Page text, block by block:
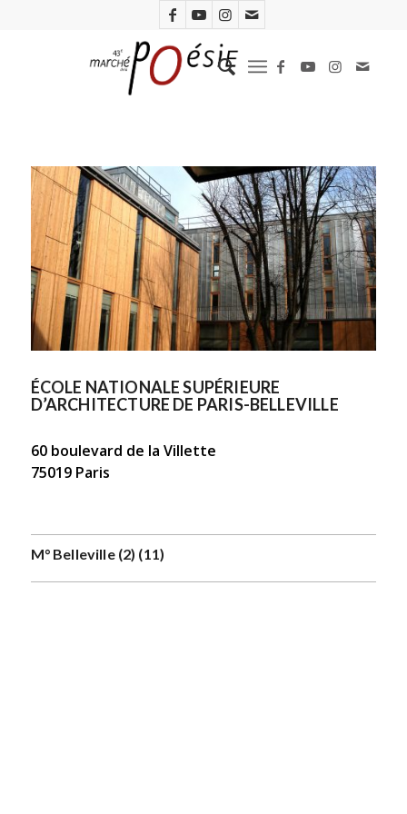
ÉCOLE NATIONALE SUPÉRIEURE
D’ARCHITECTURE DE PARIS-BELLEVILLE
60 boulevard de la Villette
75019 Paris
M° Belleville (2) (11)